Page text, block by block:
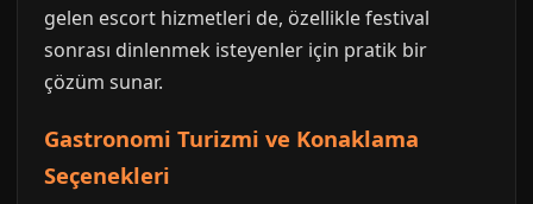
gelen escort hizmetleri de, özellikle festival
sonrası dinlenmek isteyenler için pratik bir
çözüm sunar.
Gastronomi Turizmi ve Konaklama
Seçenekleri